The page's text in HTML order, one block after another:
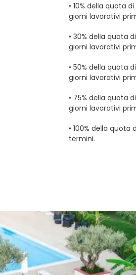
• 10% della quota
giorni lavorativi
• 30% della quota
giorni lavorativi
• 50% della quota
giorni lavorativi
• 75% della quota
giorni lavorativi
• 100% della
termini.